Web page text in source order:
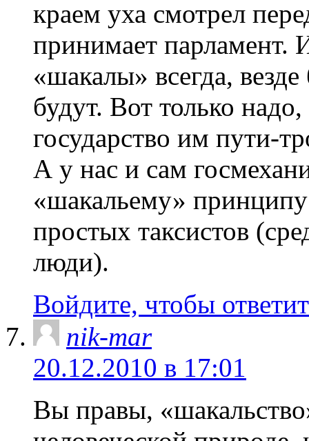
краем уха смотрел
принимает парламент.
«шакалы» всегда,
будут. Вот только
государство им пути-
А у нас и сам
«шакальему»
простых таксистов
люди).
Войдите, чтобы
nik-mar
20.12.2010 в 17:01
Вы правы,